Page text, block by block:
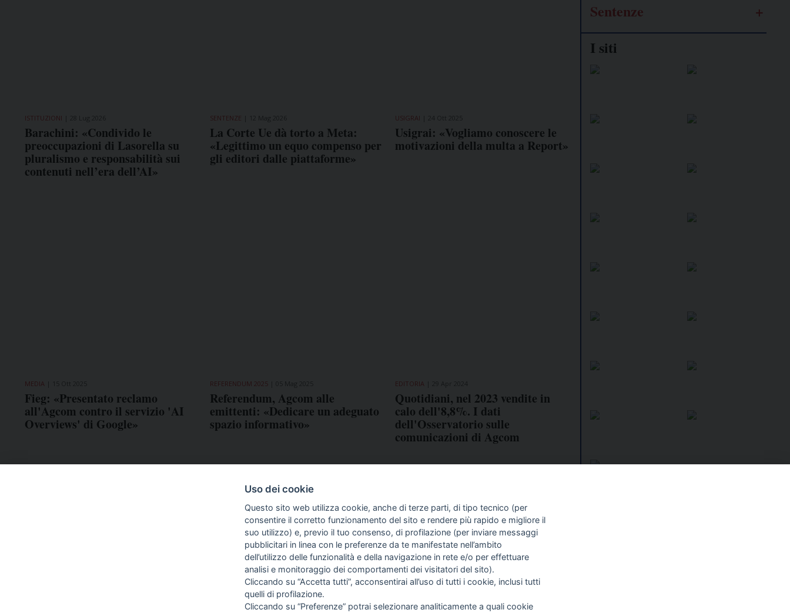
ISTITUZIONI
Barachini: «Condivido le
preoccupazioni di Lasorella su
pluralismo e responsabilità sui
contenuti nell’era dell’AI»
SENTENZE
La Corte Ue dà torto a Meta:
«Legittimo un equo compenso per
gli editori dalle piattaforme»
USIGRAI
Usigrai: «Vogliamo conoscere le
motivazioni della multa a Report»
MEDIA
Fieg: «Presentato reclamo
all'Agcom contro il servizio 'AI
Overviews' di Google»
REFERENDUM 2025
Referendum, Agcom alle
emittenti: «Dedicare un adeguato
spazio informativo»
EDITORIA
Quotidiani, nel 2023 vendite in
calo dell'8,8%. I dati
dell'Osservatorio sulle
comunicazioni di Agcom
Sentenze
I siti
COME TI SENTI?
INTELLIGENZA
Uso dei cookie
Questo sito web utilizza cookie, anche di terze parti, di tipo tecnico (per
consentire il corretto funzionamento del sito e rendere più rapido e migliore il
suo utilizzo) e, previo il tuo consenso, di profilazione (per inviare messaggi
pubblicitari in linea con le preferenze da te manifestate nell’ambito
dell’utilizzo delle funzionalità e della navigazione in rete e/o per effettuare
analisi e monitoraggio dei comportamenti dei visitatori del sito).
Cliccando su “Accetta tutti”, acconsentirai all’uso di tutti i cookie, inclusi tutti
quelli di profilazione.
Cliccando su “Preferenze” potrai selezionare analiticamente a quali cookie